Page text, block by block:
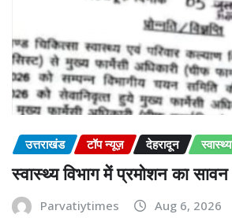
उत्तराखंड टॉप न्यूज़ देहरादून स्वास्थ्य
स्वास्थ्य विभाग में प्रमोशन का सावन
Parvatiytimes Aug 6, 2026